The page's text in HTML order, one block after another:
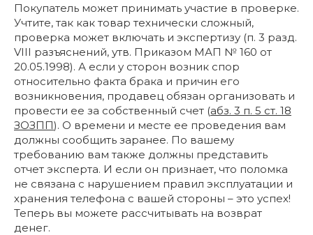
Покупатель может принимать участие в проверке.
Учтите, так как товар технически сложный,
проверка может включать и экспертизу (п. 3 разд.
VIII разъяснений, утв. Приказом МАП № 160 от
20.05.1998). А если у сторон возник спор
относительно факта брака и причин его
возникновения, продавец обязан организовать и
провести ее за собственный счет (абз. 3 п. 5 ст. 18
ЗОЗПП). О времени и месте ее проведения вам
должны сообщить заранее. По вашему
требованию вам также должны представить
отчет эксперта. И если он признает, что поломка
не связана с нарушением правил эксплуатации и
хранения телефона с вашей стороны – это успех!
Теперь вы можете рассчитывать на возврат
денег.